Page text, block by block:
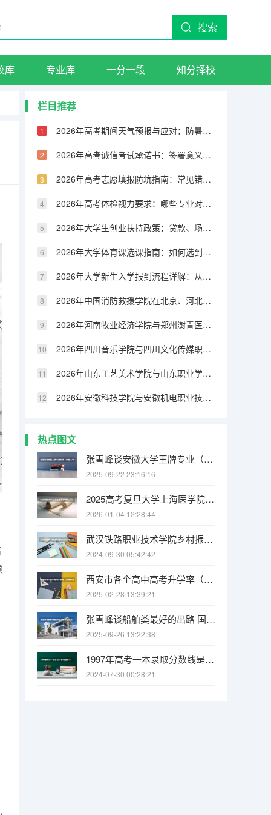
搜索
库 专业库 一分一段 知分择校
栏目推荐
2026年高考期间天气预报与应对：防暑、防雨、防台风
2026年高考诚信考试承诺书：签署意义与违约后果
2026年高考志愿填报防坑指南：常见错误案例及纠正
2026年高考体检视力要求：哪些专业对视力有严格限制
2026年大学生创业扶持政策：贷款、场地、税收优惠申请指南
2026年大学体育课选课指南：如何选到心仪项目并拿高分
2026年大学新生入学报到流程详解：从校门到宿舍的全步骤
2026年中国消防救援学院在北京、河北、河南等多省招生计划
2026年河南牧业经济学院与郑州澍青医学高等专科学校在河南省招生计划
2026年四川音乐学院与四川文化传媒职业学院在川招生计划
2026年山东工艺美术学院与山东职业学院在山东省招生计划
2026年安徽科技学院与安徽机电职业技术学院在安徽省招生计划
热点图文
张雪峰谈安徽大学王牌专业（安徽大学最强的10个专业 安徽大学王牌专业排行榜）
2025-09-22 23:16:16
2025高考复旦大学上海医学院在江西招生计划介绍（2026参考）
2026-01-04 12:28:44
武汉铁路职业技术学院乡村振兴专业代码（四川铁道职业学院专业代码）
2024-09-30 05:42:42
西安市各个高中高考升学率（西安市雁塔区高考考点分布学校名单）
2025-02-28 13:39:21
张雪峰谈船舶类最好的出路 国际船舶与海洋工程专业大学排名
2025-09-26 13:22:38
1997年高考一本录取分数线是多少？
2024-07-30 00:28:21